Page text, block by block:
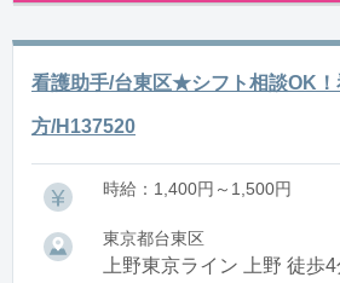
看護助手/台東区★シフト相談OK！
方/H137520
時給：1,400円～1,500円
東京都台東区
上野東京ライン 上野 徒歩4